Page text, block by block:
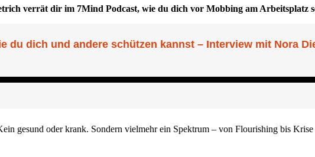
verrät dir im 7Mind Podcast, wie du dich vor Mobbing am Arbeitsplatz
gesund oder krank. Sondern vielmehr ein Spektrum – von Flourishing bis